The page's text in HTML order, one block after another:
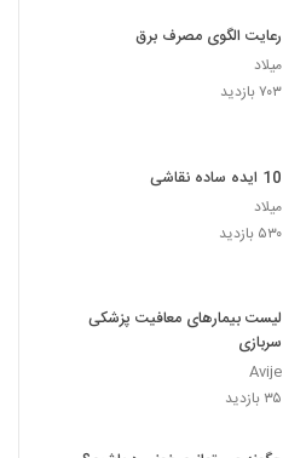
رعایت الگوی مصرف برق
میلاد
۷۰۳ بازدید
10 ایده ساده نقاشی
میلاد
۵۳۰ بازدید
لیست بیمارهای معافیت پزشکی
سربازی
Avije
۳۵ بازدید